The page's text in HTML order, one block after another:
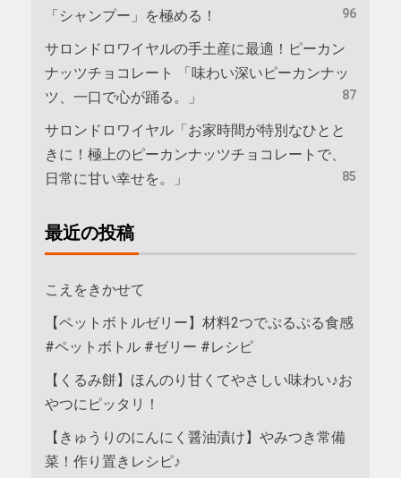
「シャンプー」を極める！ 96
サロンドロワイヤルの手土産に最適！ピーカン
ナッツチョコレート 「味わい深いピーカンナッ
ツ、一口で心が踊る。」
87
サロンドロワイヤル「お家時間が特別なひとと
きに！極上のピーカンナッツチョコレートで、
日常に甘い幸せを。」
85
最近の投稿
こえをきかせて
【ペットボトルゼリー】材料2つでぷるぷる食感
#ペットボトル #ゼリー #レシピ
【くるみ餅】ほんのり甘くてやさしい味わい♪お
やつにピッタリ！
【きゅうりのにんにく醤油漬け】やみつき常備
菜！作り置きレシピ♪